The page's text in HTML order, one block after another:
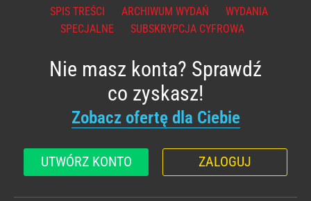
SPIS TREŚCI ARCHIWUM WYDAŃ
WYDANIA
SPECJALNE
SUBSKRYPCJA CYFROWA
Nie masz konta? Sprawdź
co zyskasz!
Zobacz ofertę dla Ciebie
UTWÓRZ KONTO ZALOGUJ